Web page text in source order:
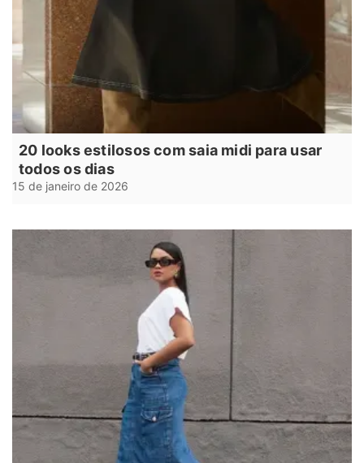
20 looks estilosos com saia midi para usar
todos os dias
15 de janeiro de 2026